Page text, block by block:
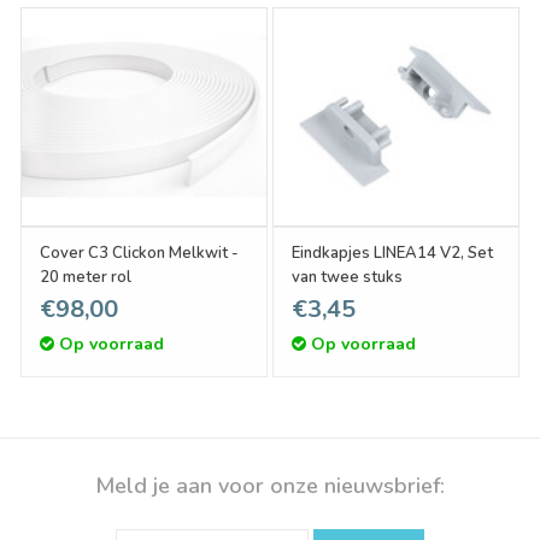
Cover C3 Clickon Melkwit -
20 meter rol
€98,00
Op voorraad
Eindkapjes LINEA14 V2, Set
van twee stuks
€3,45
Op voorraad
Meld je aan voor onze nieuwsbrief: